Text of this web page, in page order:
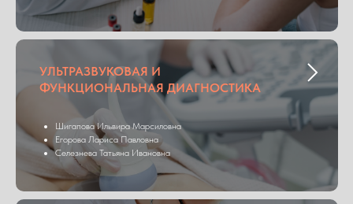
УЛЬТРАЗВУКОВАЯ И
ФУНКЦИОНАЛЬНАЯ ДИАГНОСТИКА
Шигапова Ильвира Марсиловна
Егорова Лариса Павловна
Селезнева Татьяна Ивановна